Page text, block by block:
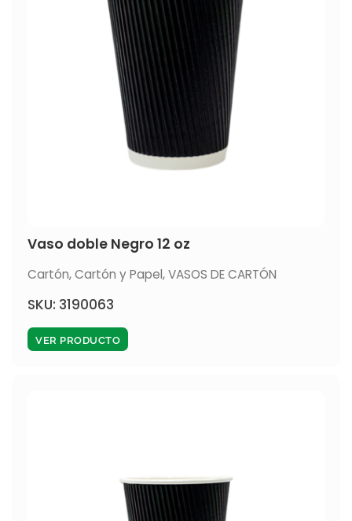
Vaso doble Negro 12 oz
Cartón,Cartón y Papel,VASOS DE CARTÓN
SKU: 3190063
VER PRODUCTO